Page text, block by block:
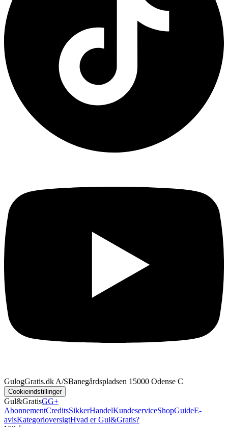
GulogGratis.dk A/SBanegårdspladsen 1 5000 Odense C
Cookieindstillinger
Gul&GratisGG+
AbonnementCreditsSikkerHandelKundeserviceShopGuideE-
avisKategorioversigtHvad er Gul&Gratis?